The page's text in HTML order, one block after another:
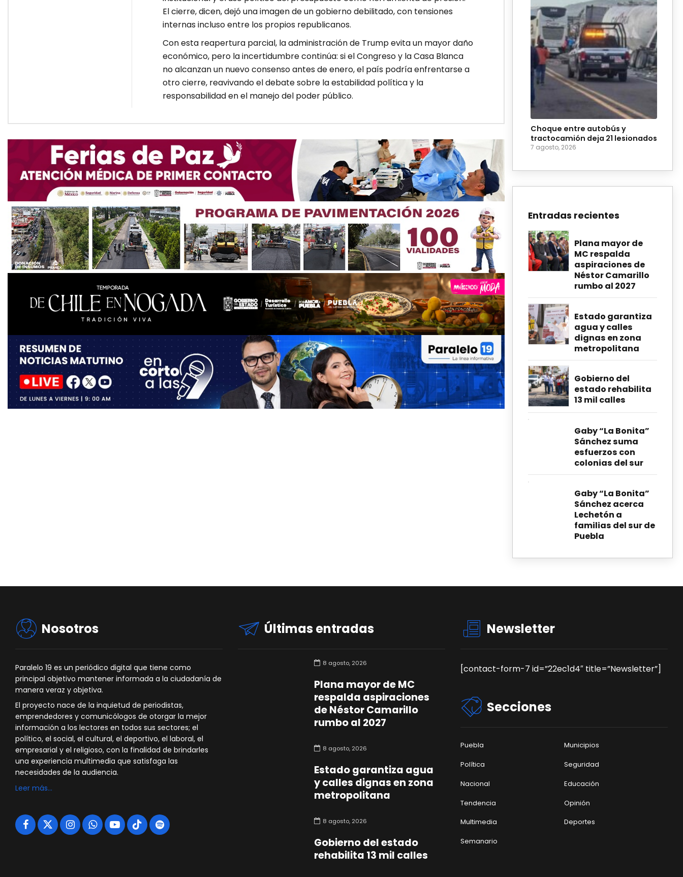
El cierre, dicen, dejó una imagen de un gobierno debilitado, con tensiones
internas incluso entre los propios republicanos.
Con esta reapertura parcial, la administración de Trump evita un mayor daño
económico, pero la incertidumbre continúa: si el Congreso y la Casa Blanca
no alcanzan un nuevo consenso antes de enero, el país podría enfrentarse a
otro cierre, reavivando el debate sobre la estabilidad política y la
responsabilidad en el manejo del poder público.
Choque entre autobús y
tractocamión deja 21 lesionados
7 agosto, 2026
Entradas recientes
Plana mayor de
MC respalda
aspiraciones de
Néstor Camarillo
rumbo al 2027
Estado garantiza
agua y calles
dignas en zona
metropolitana
Gobierno del
estado rehabilita
13 mil calles
Gaby “La Bonita”
Sánchez suma
esfuerzos con
colonias del sur
Gaby “La Bonita”
Sánchez acerca
Lechetón a
familias del sur de
Puebla
Nosotros
Paralelo 19 es un periódico digital que tiene como
principal objetivo mantener informada a la ciudadanía de
manera veraz y objetiva.
El proyecto nace de la inquietud de periodistas,
emprendedores y comunicólogos de otorgar la mejor
información a los lectores en todos sus sectores; el
político, el social, el cultural, el deportivo, el laboral, el
empresarial y el religioso, con la finalidad de brindarles
una experiencia multimedia que satisfaga las
necesidades de la audiencia.
Leer más…
Últimas entradas
8 agosto, 2026
Plana mayor de MC
respalda aspiraciones
de Néstor Camarillo
rumbo al 2027
8 agosto, 2026
Estado garantiza agua
y calles dignas en zona
metropolitana
8 agosto, 2026
Gobierno del estado
rehabilita 13 mil calles
Newsletter
[contact-form-7 id=”22ec1d4″ title=”Newsletter”]
Secciones
Puebla
Municipios
Política
Seguridad
Nacional
Educación
Tendencia
Opinión
Multimedia
Deportes
Semanario